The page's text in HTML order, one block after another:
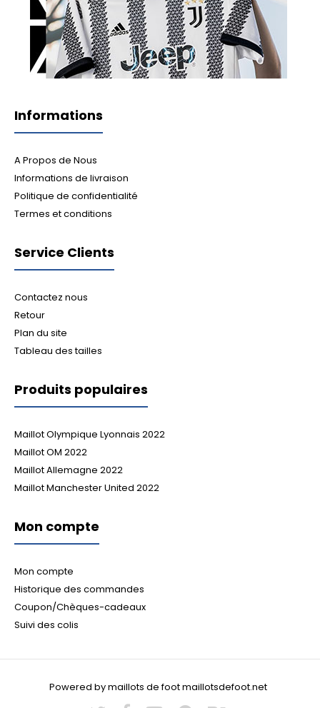
Informations
A Propos de Nous
Informations de livraison
Politique de confidentialité
Termes et conditions
Service Clients
Contactez nous
Retour
Plan du site
Tableau des tailles
Produits populaires
Maillot Olympique Lyonnais 2022
Maillot OM 2022
Maillot Allemagne 2022
Maillot Manchester United 2022
Mon compte
Mon compte
Historique des commandes
Coupon/Chèques-cadeaux
Suivi des colis
Powered by maillots de foot maillotsdefoot.net